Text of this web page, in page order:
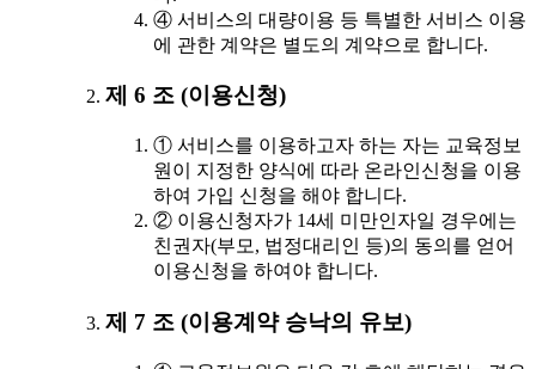
④ 서비스의 대량이용 등 특별한 서비스 이용
에 관한 계약은 별도의 계약으로 합니다.
제 6 조 (이용신청)
① 서비스를 이용하고자 하는 자는 교육정보
원이 지정한 양식에 따라 온라인신청을 이용
하여 가입 신청을 해야 합니다.
② 이용신청자가 14세 미만인자일 경우에는
친권자(부모, 법정대리인 등)의 동의를 얻어
이용신청을 하여야 합니다.
제 7 조 (이용계약 승낙의 유보)